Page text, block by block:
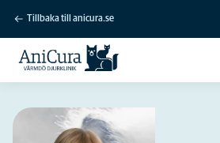
Tillbaka till anicura.se